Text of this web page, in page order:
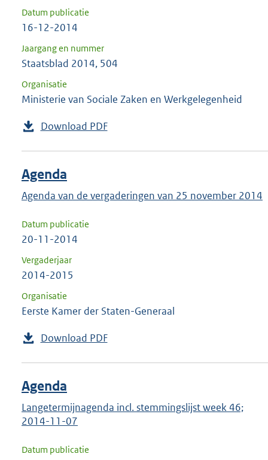
te
bevestigen.
Datum publicatie
16-12-2014
Jaargang en nummer
Staatsblad 2014, 504
Organisatie
Ministerie van Sociale Zaken en Werkgelegenheid
Download PDF
Agenda
Agenda van de vergaderingen van 25 november 2014
Datum publicatie
20-11-2014
Vergaderjaar
2014-2015
Organisatie
Eerste Kamer der Staten-Generaal
Download PDF
Agenda
Langetermijnagenda incl. stemmingslijst week 46;
2014-11-07
Datum publicatie